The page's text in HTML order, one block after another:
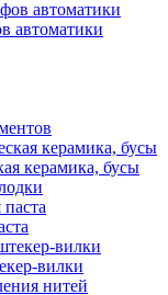
автоматики
керамика, бусы
вилки